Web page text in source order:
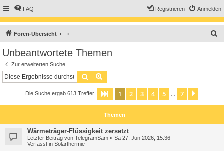
FAQ Anmelden
Registrieren
Foren-Übersicht
Unbeantwortete Themen
Zur erweiterten Suche
Suche
Die Suche ergab 613 Treffer Seite 1von
1 2 3 4 5 7
Themen
Wärmeträger-Flüssigkeit zersetzt
Letzter Beitrag von TelegramSam « Sa 27. Jun 2026, 15:36
Verfasst in Solarthermie